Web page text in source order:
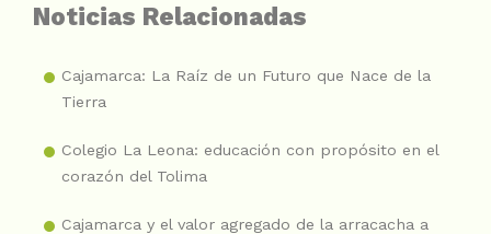
Noticias Relacionadas
Cajamarca: La Raíz de un Futuro que Nace de la
Tierra
Colegio La Leona: educación con propósito en el
corazón del Tolima
Cajamarca y el valor agregado de la arracacha a